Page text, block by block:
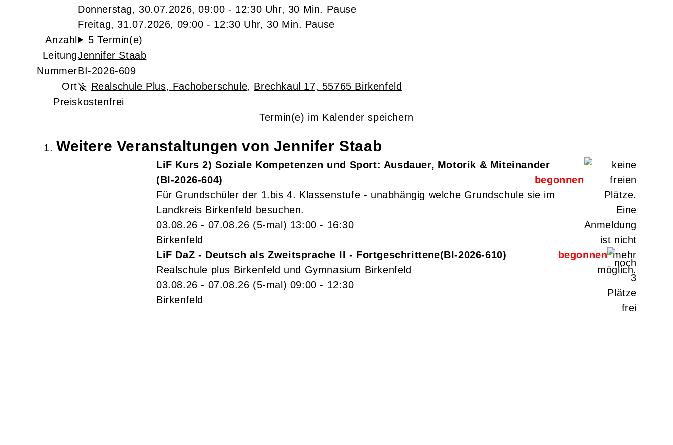
Donnerstag, 30.07.2026, 09:00 - 12:30 Uhr, 30 Min. Pause
Freitag, 31.07.2026, 09:00 - 12:30 Uhr, 30 Min. Pause
Anzahl
5 Termin(e)
LeitungJennifer Staab
NummerBI-2026-609
Ort
Realschule Plus, Fachoberschule, Brechkaul 17, 55765 Birkenfeld
Preis kostenfrei
Termin(e) im Kalender speichern
Weitere Veranstaltungen von Jennifer Staab
LiF Kurs 2) Soziale Kompetenzen und Sport: Ausdauer, Motorik & Miteinander
BI-2026-604
Für Grundschüler der 1.bis 4. Klassenstufe - unabhängig welche Grundschule sie im
Landkreis Birkenfeld besuchen.
03.08.26 - 07.08.26 (5-mal) 13:00 - 16:30
Birkenfeld
LiF DaZ - Deutsch als Zweitsprache II - Fortgeschrittene BI-2026-610
Realschule plus Birkenfeld und Gymnasium Birkenfeld
03.08.26 - 07.08.26 (5-mal) 09:00 - 12:30
Birkenfeld